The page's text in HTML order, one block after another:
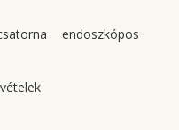
endoszkópos